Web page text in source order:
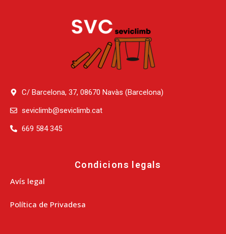
C/ Barcelona, 37, 08670 Navàs (Barcelona)
seviclimb@seviclimb.cat
669 584 345
Condicions legals
Avís legal
Política de Privadesa